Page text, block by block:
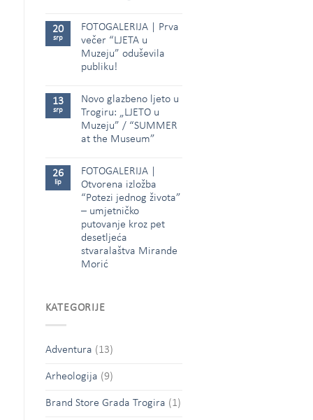
20
srp
FOTOGALERIJA | Prva
večer “LJETA u
Muzeju” oduševila
publiku!
13
srp
Novo glazbeno ljeto u
Trogiru: „LJETO u
Muzeju” / “SUMMER
at the Museum”
26
lip
FOTOGALERIJA |
Otvorena izložba
“Potezi jednog života”
– umjetničko
putovanje kroz pet
desetljeća
stvaralaštva Mirande
Morić
KATEGORIJE
Adventura (13)
Arheologija (9)
Brand Store Grada Trogira (1)